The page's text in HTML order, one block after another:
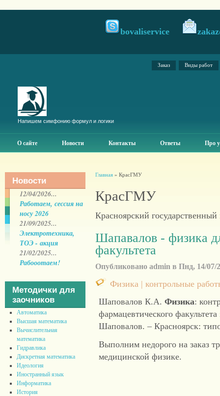
bovaliservice
Заказ Виды работ
Напишем симфонию формул и логики
О сайте Новости Контакты Ответы Про
Новости
12/04/2026...
Работаем, сессия на
носу 2026
21/09/2025...
Электротехника,
ТОЭ - акция
21/02/2025...
Рабооотаем!
Методички для
заочников
Автоматика
Высшая математика
Вычислительная
математика
Гидравлика
Дискретная математика
Идеология
Иностранный язык
Информатика
История
Главная» КрасГМУ
КрасГМУ
Красноярский
Шапавалов - физика
факультета
Опубликовано admin в Пнд, 14/07/
Физика | контрольные
Шаповалов К.А. Физика:
фармацевтического
Шаповалов. – Красноярск:
Выполним недорого на заказ
медицинской физике.